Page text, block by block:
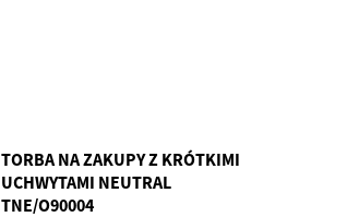
TORBA NA ZAKUPY Z KRÓTKIMI
UCHWYTAMI NEUTRAL
TNE/O90004